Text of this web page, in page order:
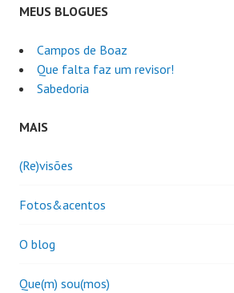
MEUS BLOGUES
Campos de Boaz
Que falta faz um revisor!
Sabedoria
MAIS
(Re)visões
Fotos&acentos
O blog
Que(m) sou(mos)